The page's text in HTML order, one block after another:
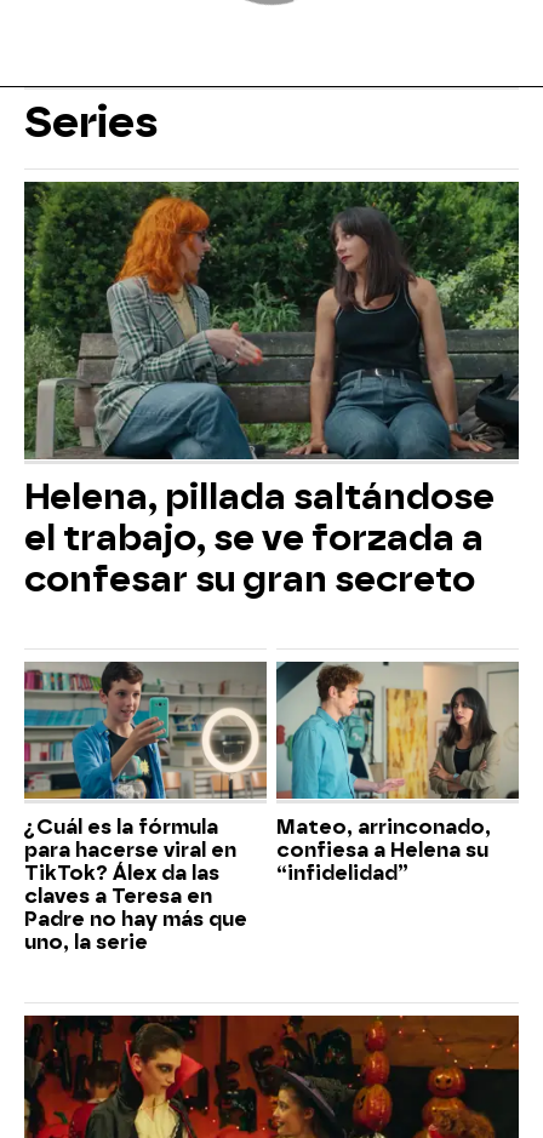
Series
Helena, pillada saltándose
el trabajo, se ve forzada a
confesar su gran secreto
¿Cuál es la fórmula
para hacerse viral en
TikTok? Álex da las
claves a Teresa en
Padre no hay más que
uno, la serie
Mateo, arrinconado,
confiesa a Helena su
“infidelidad”